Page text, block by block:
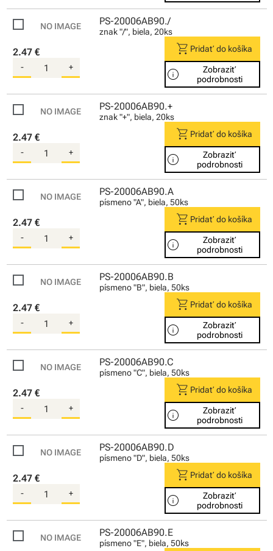
PS-20006AB90./
znak "/", biela, 20ks
2.47 €
- +
shopping_cart Pridať do košíka
info
Zobraziť
podrobnosti
PS-20006AB90.+
znak "+", biela, 20ks
2.47 €
- +
shopping_cart Pridať do košíka
info
Zobraziť
podrobnosti
PS-20006AB90.A
písmeno "A", biela, 50ks
2.47 €
- +
shopping_cart Pridať do košíka
info
Zobraziť
podrobnosti
PS-20006AB90.B
písmeno "B", biela, 50ks
2.47 €
- +
shopping_cart Pridať do košíka
info
Zobraziť
podrobnosti
PS-20006AB90.C
písmeno "C", biela, 50ks
2.47 €
- +
shopping_cart Pridať do košíka
info
Zobraziť
podrobnosti
PS-20006AB90.D
písmeno "D", biela, 50ks
2.47 €
- +
shopping_cart Pridať do košíka
info
Zobraziť
podrobnosti
PS-20006AB90.E
písmeno "E", biela, 50ks